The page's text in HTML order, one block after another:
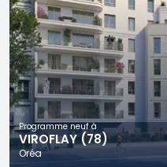
Programme neuf à
VIROFLAY (78)
Oréa